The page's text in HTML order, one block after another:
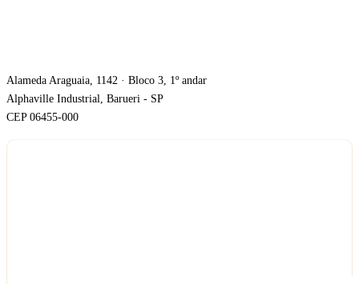
Alameda Araguaia, 1142 · Bloco 3, 1º andar
Alphaville Industrial, Barueri - SP
CEP 06455-000